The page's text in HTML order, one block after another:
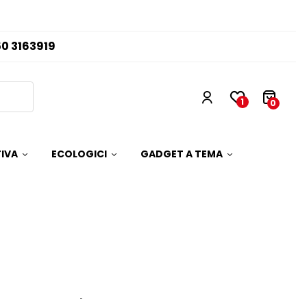
3163919
1 0
ECOLOGICI GADGET A TEMA